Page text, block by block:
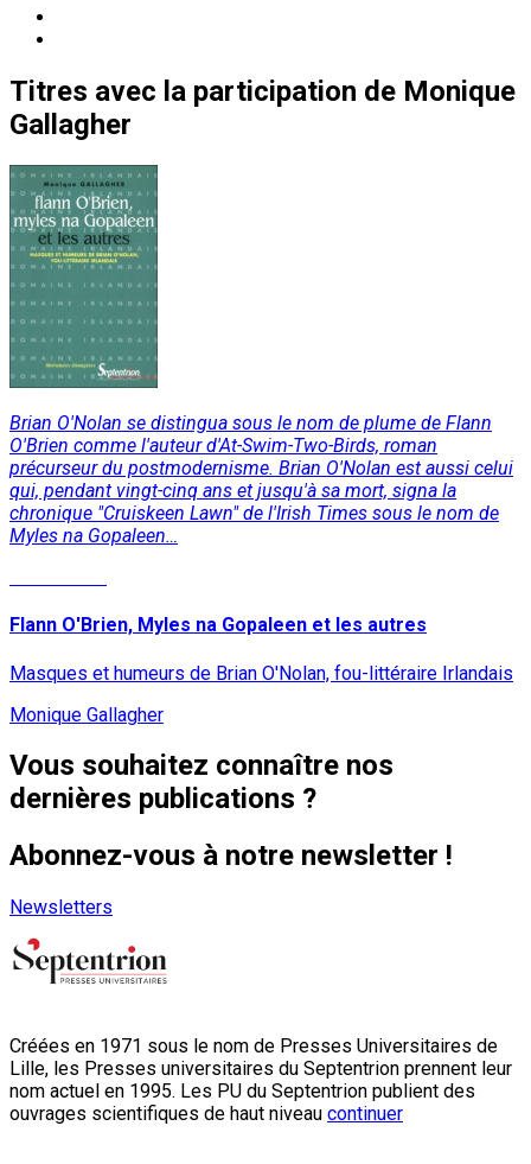
Titres avec la participation de Monique
Gallagher
Brian O'Nolan se distingua sous le nom de plume de Flann
O'Brien comme l'auteur d'At-Swim-Two-Birds, roman
précurseur du postmodernisme. Brian O'Nolan est aussi celui
qui, pendant vingt-cinq ans et jusqu'à sa mort, signa la
chronique "Cruiskeen Lawn" de l'Irish Times sous le nom de
Myles na Gopaleen…
Flann O'Brien, Myles na Gopaleen et les autres
Masques et humeurs de Brian O'Nolan, fou-littéraire Irlandais
Monique Gallagher
Vous souhaitez connaître nos
dernières publications ?
Abonnez-vous à notre newsletter !
Newsletters
Créées en 1971 sous le nom de Presses Universitaires de
Lille, les Presses universitaires du Septentrion prennent leur
nom actuel en 1995. Les PU du Septentrion publient des
ouvrages scientifiques de haut niveau continuer